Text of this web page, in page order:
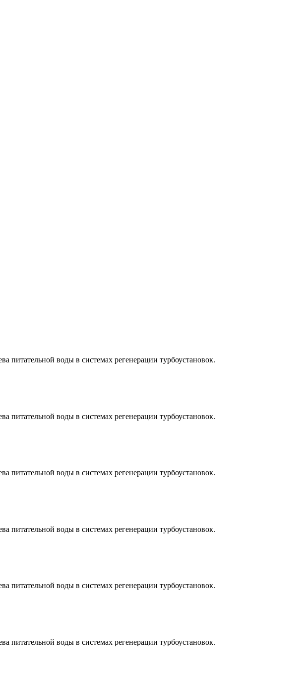
питательной воды в системах регенерации турбоустановок.
питательной воды в системах регенерации турбоустановок.
питательной воды в системах регенерации турбоустановок.
питательной воды в системах регенерации турбоустановок.
питательной воды в системах регенерации турбоустановок.
питательной воды в системах регенерации турбоустановок.